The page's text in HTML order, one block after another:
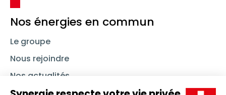
Nos énergies en commun
Le groupe
Nous rejoindre
Nos actualités